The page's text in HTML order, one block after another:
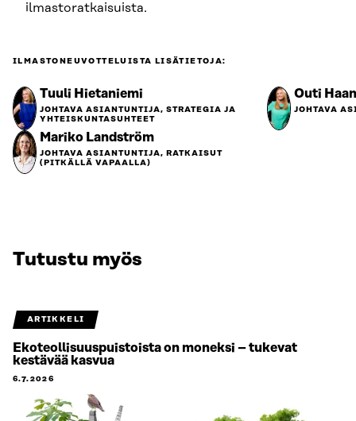
ilmastoratkaisuista.
ILMASTONEUVOTTELUISTA LISÄTIETOJA:
Tuuli Hietaniemi
JOHTAVA ASIANTUNTIJA, STRATEGIA JA
YHTEISKUNTASUHTEET
Outi
JOHTAVA
Mariko Landström
JOHTAVA ASIANTUNTIJA, RATKAISUT
(PITKÄLLÄ VAPAALLA)
Tutustu myös
ARTIKKELI
Ekoteollisuuspuistoista on moneksi – tukevat
kestävää kasvua
6.7.2026